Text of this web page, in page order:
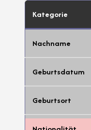
Kategorie
Nachname
Geburtsdatum
Geburtsort